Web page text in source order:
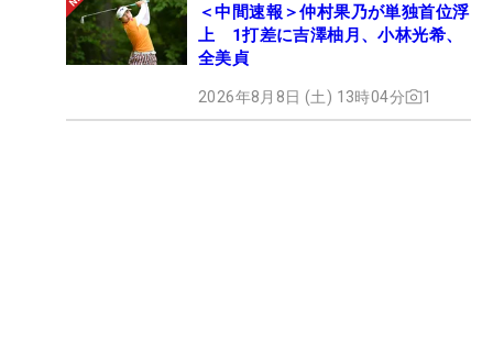
＜中間速報＞仲村果乃が単独首位浮
上 1打差に吉澤柚月、小林光希、
全美貞
2026年8月8日 (土) 13時04分 1